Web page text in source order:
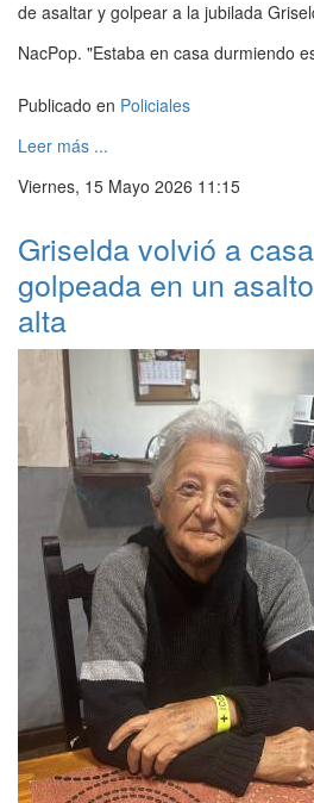
de asaltar y golpear a la jubilada
NacPop. "Estaba en casa durmiendo
Publicado en Policiales
Leer más ...
Viernes, 15 Mayo 2026 11:15
Griselda volvió a
golpeada en un
alta